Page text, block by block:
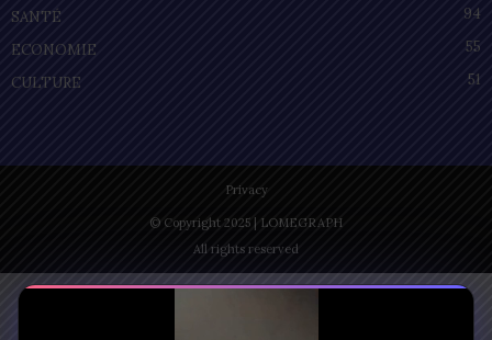
SANTÉ
94
ECONOMIE
55
CULTURE
51
Privacy
© Copyright 2025 | LOMEGRAPH
All rights reserved